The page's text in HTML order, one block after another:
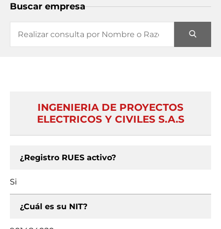
Buscar empresa
INGENIERIA DE PROYECTOS
ELECTRICOS Y CIVILES S.A.S
¿Registro RUES activo?
Si
¿Cuál es su NIT?